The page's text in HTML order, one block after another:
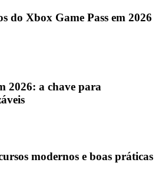
do Xbox Game Pass em 2026
2026: a chave para
modernos e boas práticas